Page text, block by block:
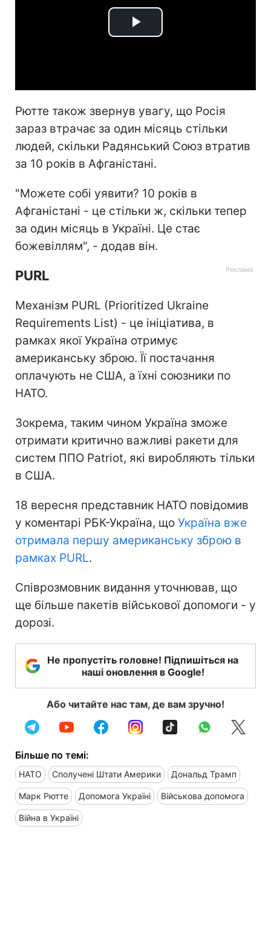
Play
Рютте також звернув увагу, що Росія
зараз втрачає за один місяць стільки
людей, скільки Радянський Союз втратив
за 10 років в Афганістані.
"Можете собі уявити? 10 років в
Афганістані - це стільки ж, скільки тепер
за один місяць в Україні. Це стає
божевіллям", - додав він.
PURL
Механізм PURL (Prioritized Ukraine
Requirements List) - це ініціатива, в
рамках якої Україна отримує
американську зброю. Її постачання
оплачують не США, а їхні союзники по
НАТО.
Зокрема, таким чином Україна зможе
отримати критично важливі ракети для
систем ППО Patriot, які виробляють тільки
в США.
18 вересня представник НАТО повідомив
у коментарі РБК-Україна, що Україна вже
отримала першу американську зброю в
рамках PURL.
Співрозмовник видання уточнював, що
ще більше пакетів військової допомоги - у
дорозі.
Не пропустіть головне! Підпишіться на
наші оновлення в Google!
Або читайте нас там, де вам зручно!
Більше по темі:
НАТО Сполучені Штати Америки Дональд Трамп
Марк Рютте Допомога Україні Військова допомога
Війна в Україні